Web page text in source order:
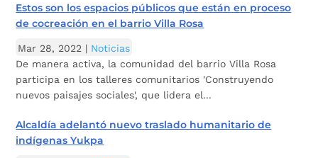
Estos son los espacios públicos que están en proceso
de cocreación en el barrio Villa Rosa
Mar 28, 2022 | Noticias
De manera activa, la comunidad del barrio Villa Rosa
participa en los talleres comunitarios 'Construyendo
nuevos paisajes sociales', que lidera el...
Alcaldía adelantó nuevo traslado humanitario de
indígenas Yukpa